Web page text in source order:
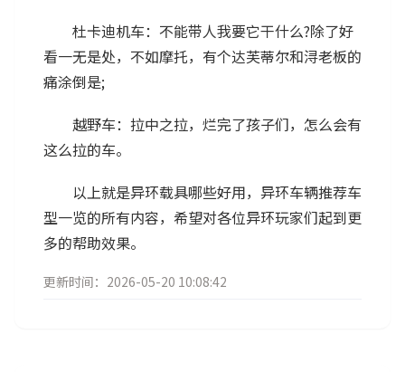
杜卡迪机车：不能带人我要它干什么?除了好
看一无是处，不如摩托，有个达芙蒂尔和浔老板的
痛涂倒是;
越野车：拉中之拉，烂完了孩子们，怎么会有
这么拉的车。
以上就是异环载具哪些好用，异环车辆推荐车
型一览的所有内容，希望对各位异环玩家们起到更
多的帮助效果。
更新时间：2026-05-20 10:08:42